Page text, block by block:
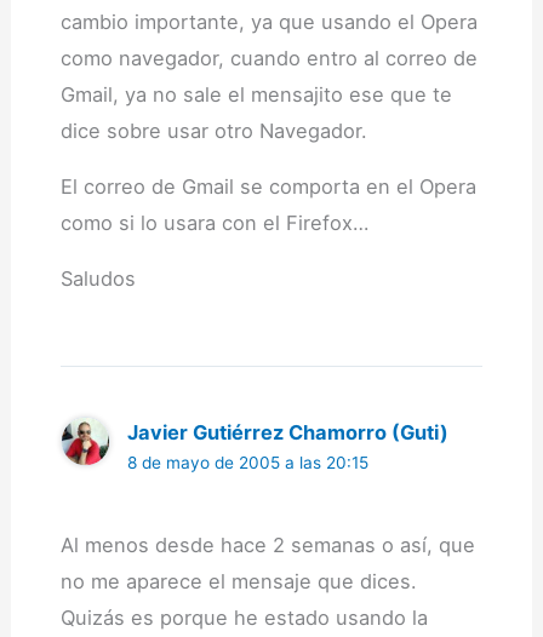
cambio importante, ya que usando el Opera
como navegador, cuando entro al correo de
Gmail, ya no sale el mensajito ese que te
dice sobre usar otro Navegador.
El correo de Gmail se comporta en el Opera
como si lo usara con el Firefox…
Saludos
Javier Gutiérrez Chamorro (Guti)
8 de mayo de 2005 a las 20:15
Al menos desde hace 2 semanas o así, que
no me aparece el mensaje que dices.
Quizás es porque he estado usando la